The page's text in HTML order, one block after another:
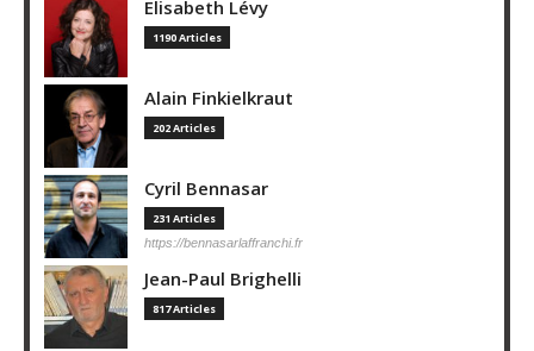
Elisabeth Lévy
1190 Articles
Alain Finkielkraut
202 Articles
Cyril Bennasar
231 Articles
https://bennasarlaffranchi.fr
Jean-Paul Brighelli
817 Articles